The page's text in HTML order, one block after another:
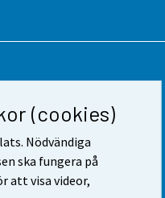
(cookies)
Nödvändiga
ska fungera på
att visa videor,